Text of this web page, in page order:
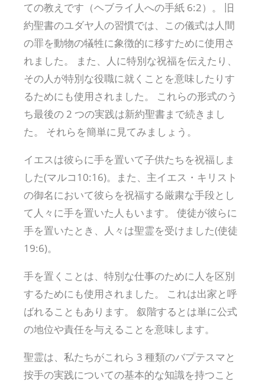
ての教えです（ヘブライ人への手紙 6:2）。 旧
約聖書のユダヤ人の習慣では、この儀式は人間
の罪を動物の犠牲に象徴的に移すために使用さ
れました。 また、人に特別な祝福を伝えたり、
その人が特別な役職に就くことを意味したりす
るためにも使用されました。 これらの形式のう
ち最後の 2 つの実践は新約聖書まで続きまし
た。 それらを簡単に見てみましょう。
イエスは彼らに手を置いて子供たちを祝福しま
した(マルコ10:16)。また、主イエス・キリスト
の御名において彼らを祝福する厳粛な手段とし
て人々に手を置いた人もいます。 使徒が彼らに
手を置いたとき、人々は聖霊を受けました(使徒
19:6)。
手を置くことは、特別な仕事のために人を区別
するためにも使用されました。 これは出家と呼
ばれることもあります。 叙階するとは単に公式
の地位や責任を与えることを意味します。
聖霊は、私たちがこれら 3 種類のバプテスマと
按手の実践についての基本的な知識を持つこと